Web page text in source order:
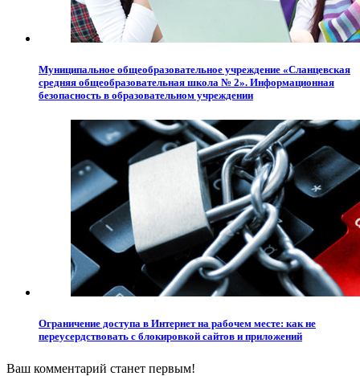
Муниципальное общеобразовательное учреждение «Сланцевская
средняя общеобразовательная школа № 2». Информационная
безопасность в образовательном учреждении
Ограничение доступа в Интернет на рабочем месте: как не
переусердствовать с блокировкой сайтов и приложений
Ваш комментарий станет первым!